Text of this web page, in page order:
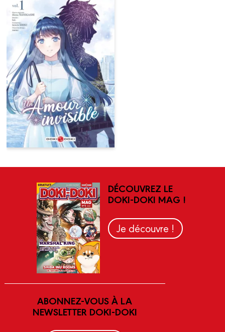
DÉCOUVREZ LE
DOKI-DOKI MAG !
Je découvre !
ABONNEZ-VOUS À LA
NEWSLETTER DOKI-DOKI